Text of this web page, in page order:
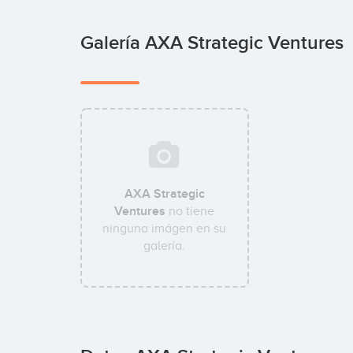
Galería AXA Strategic Ventures
AXA Strategic
Ventures no tiene
ninguna imágen en su
galería.